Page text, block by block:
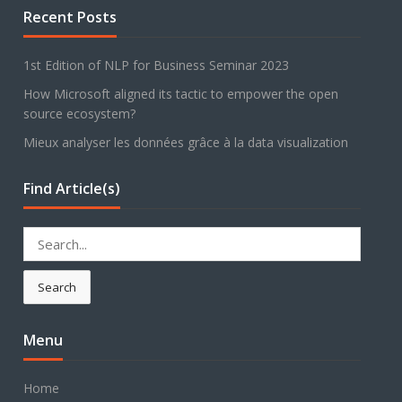
Recent Posts
1st Edition of NLP for Business Seminar 2023
How Microsoft aligned its tactic to empower the open
source ecosystem?
Mieux analyser les données grâce à la data visualization
Find Article(s)
for:
Search
Menu
Home